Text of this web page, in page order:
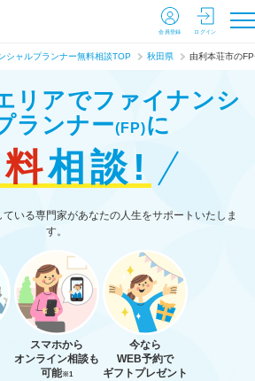
会員登録 ログイン
シャルプランナー無料相談TOP 秋田県 由利本荘市の
リアでファイナンシ
ランナー(FP)に
相談!
いる専門家があなたの人生をサポートいたしま
す。
スマホから
オンライン相談も
可能※1
今なら
WEB予約で
ギフトプレゼント